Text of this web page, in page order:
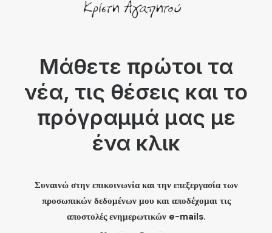
Μάθετε πρώτοι τα
νέα, τις θέσεις και το
πρόγραμμά μας με
ένα κλικ
Συναινώ στην επικοινωνία και την επεξεργασία των
προσωπικών δεδομένων μου και αποδέχομαι τις
αποστολές ενημερωτικών e-mails.